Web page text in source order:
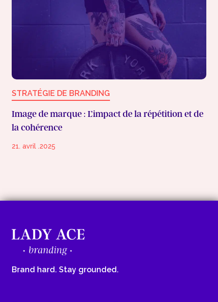
STRATÉGIE DE BRANDING
Image de marque : L’impact de la répétition et de
la cohérence
21. avril .2025
Brand hard. Stay grounded.